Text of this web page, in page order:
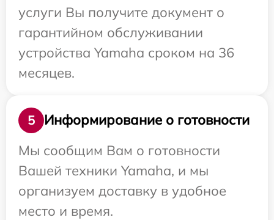
услуги Вы получите документ о
гарантийном обслуживании
устройства Yamaha сроком на 36
месяцев.
5
Информирование о готовности
Мы сообщим Вам о готовности
Вашей техники Yamaha, и мы
организуем доставку в удобное
место и время.